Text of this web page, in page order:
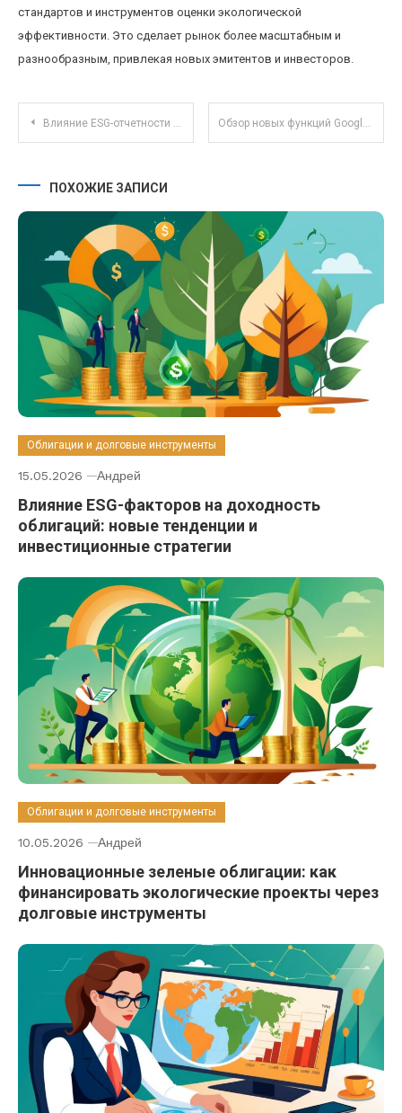
стандартов и инструментов оценки экологической
эффективности. Это сделает рынок более масштабным и
разнообразным, привлекая новых эмитентов и инвесторов.
Навигация по записям
Влияние ESG-отчетности на стоимость акций российских компаний в 2025 году Обзор новых функций Google Workspace для командной совместной работы в 2025 году
ПОХОЖИЕ ЗАПИСИ
Облигации и долговые инструменты
15.05.2026 Андрей
Влияние ESG-факторов на доходность
облигаций: новые тенденции и
инвестиционные стратегии
Облигации и долговые инструменты
10.05.2026 Андрей
Инновационные зеленые облигации: как
финансировать экологические проекты через
долговые инструменты